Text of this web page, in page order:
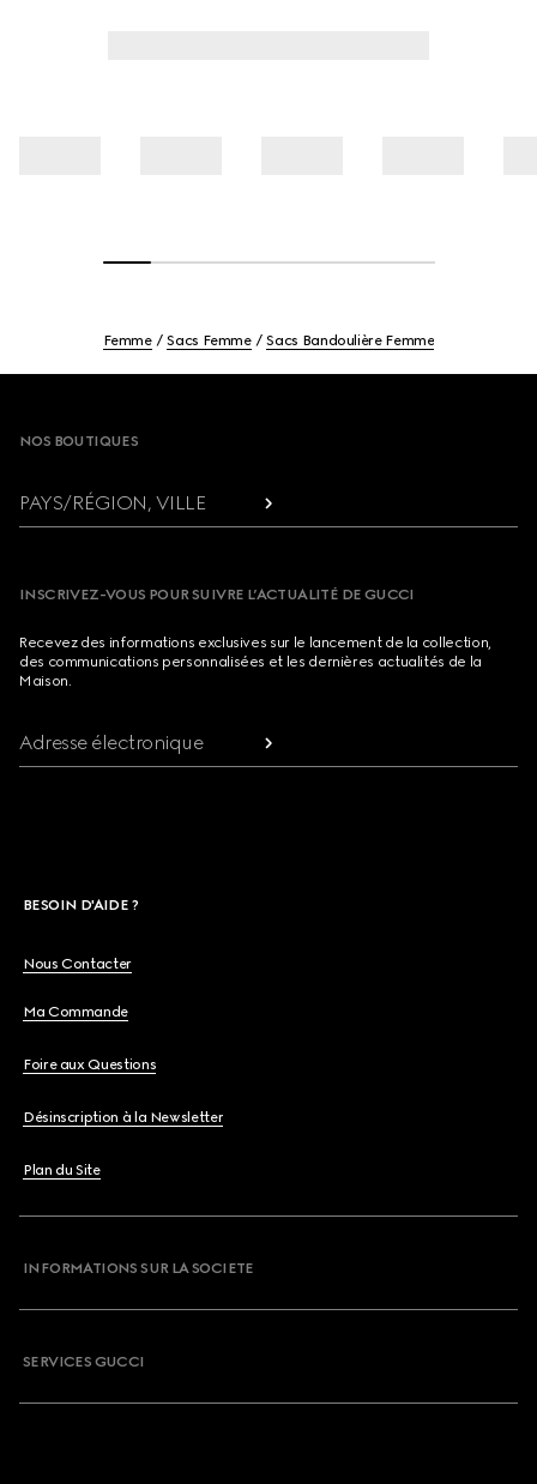
Femme Sacs Femme Sacs Bandoulière Femme
NOS BOUTIQUES
PAYS/RÉGION, VILLE
INSCRIVEZ-VOUS POUR SUIVRE L’ACTUALITÉ DE GUCCI
Recevez des informations exclusives sur le lancement de la collection,
des communications personnalisées et les dernières actualités de la
Maison.
Adresse électronique
BESOIN D'AIDE ?
Nous Contacter
Ma Commande
Foire aux Questions
Désinscription à la Newsletter
Plan du Site
INFORMATIONS SUR LA SOCIETE
SERVICES GUCCI